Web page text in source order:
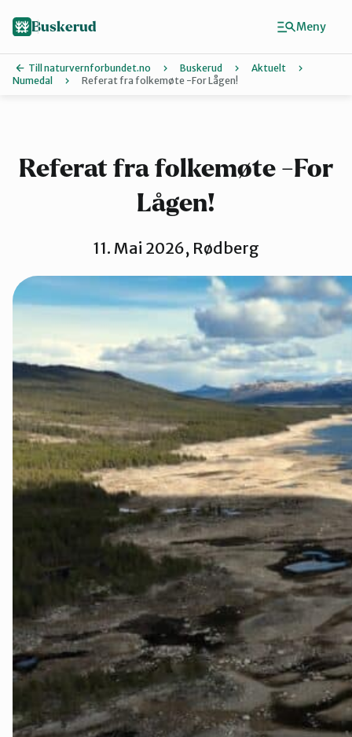
Lier
Numedal
Øvre Eiker
Buskerud
Till naturvernforbundet.no Buskerud
Aktuelt
Numedal
Referat fra folkemøte -For Lågen!
Referat fra folkemøte -For
Lågen!
11. Mai 2026, Rødberg